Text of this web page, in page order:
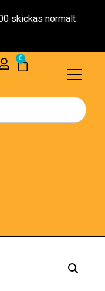
skickas normalt
0